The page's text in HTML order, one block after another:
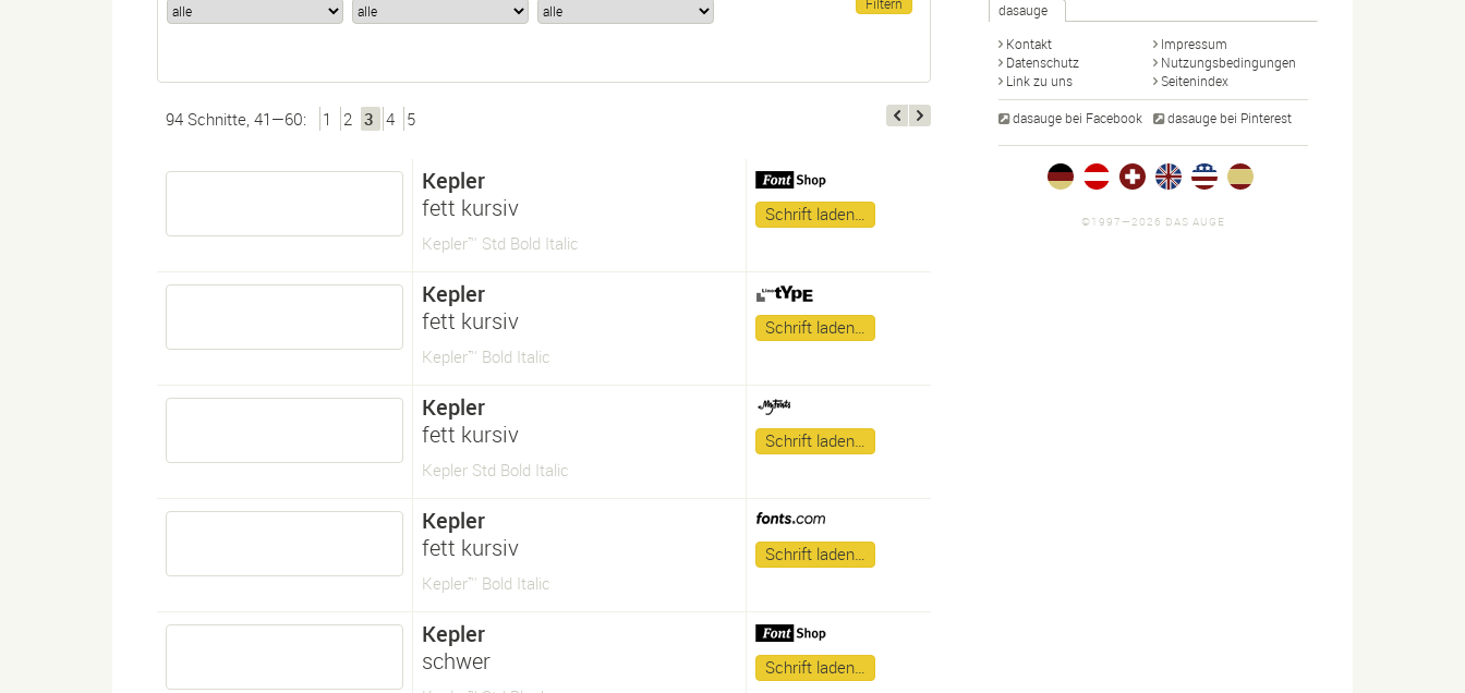
94 Schnitte, 41—60: 1 2 3 4 5
Kepler
fett kursiv
Kepler™ Std Bold Italic
Schrift laden…
Kepler
fett kursiv
Kepler™ Bold Italic
Schrift laden…
Kepler
fett kursiv
Kepler Std Bold Italic
Schrift laden…
Kepler
fett kursiv
Kepler™ Bold Italic
Schrift laden…
Kepler
schwer
Schrift laden…
dasauge
Kontakt
Impressum
Datenschutz
Nutzungsbedingungen
Link zu uns
Seitenindex
dasauge bei Facebook dasauge bei Pinterest
©1997—2026 DAS AUGE